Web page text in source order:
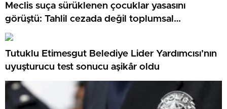
Meclis suça sürüklenen çocuklar yasasını
görüştü: Tahlil cezada değil toplumsal
siyasetlerde
Tutuklu Etimesgut Belediye Lider Yardımcısı’nın
uyuşturucu test sonucu aşikâr oldu